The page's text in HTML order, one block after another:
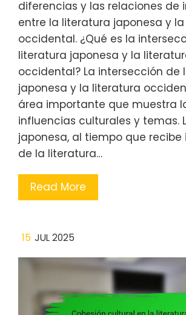
diferencias y las relaciones de
entre la literatura japonesa y
occidental. ¿Qué es la
literatura japonesa y la
occidental? La intersección de
japonesa y la literatura
área importante que muestra
influencias culturales y temas.
japonesa, al tiempo que recibe
de la literatura…
Read More
15 JUL 2025